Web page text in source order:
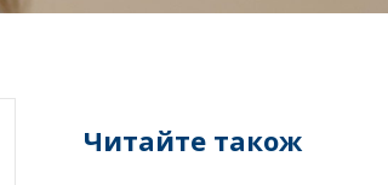
Читайте також